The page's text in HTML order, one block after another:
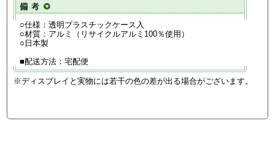
○仕様：透明プラスチックケース入
○材質：アルミ（リサイクルアルミ100％使用）
○日本製
■配送方法：宅配便
※ディスプレイと実物には若干の色の差が出る場合がございます。